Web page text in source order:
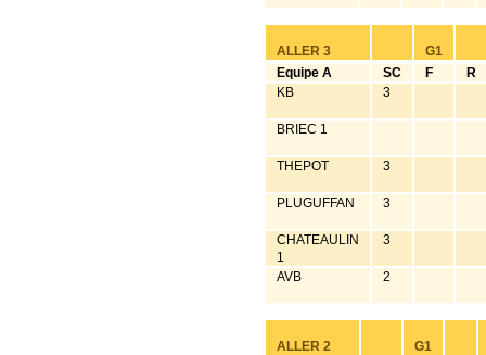
ALLER 3
G1
Equipe A
SC F
R
KB
3
BRIEC 1
THEPOT 3
PLUGUFFAN 3
CHATEAULIN
1
3
AVB 2
ALLER 2
G1